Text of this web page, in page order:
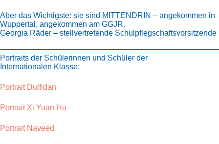
Aber das Wichtigste: sie sind MITTENDRIN – angekommen in
Wuppertal, angekommen am GGJR.
Georgia Räder – stellvertretende Schulpflegschaftsvorsitzende
Portraits der Schülerinnen und Schüler der
Internationalen Klasse:
Portrait Dulfidan
Portrait Xi Yuan Hu
Portrait Naveed